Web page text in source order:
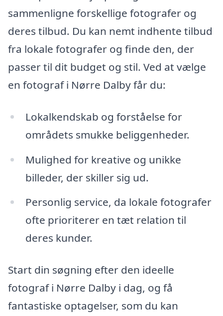
sammenligne forskellige fotografer og
deres tilbud. Du kan nemt indhente tilbud
fra lokale fotografer og finde den, der
passer til dit budget og stil. Ved at vælge
en fotograf i Nørre Dalby får du:
Lokalkendskab og forståelse for
områdets smukke beliggenheder.
Mulighed for kreative og unikke
billeder, der skiller sig ud.
Personlig service, da lokale fotografer
ofte prioriterer en tæt relation til
deres kunder.
Start din søgning efter den ideelle
fotograf i Nørre Dalby i dag, og få
fantastiske optagelser, som du kan